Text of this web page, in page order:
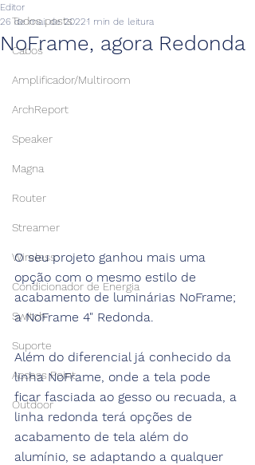
Todos posts
Cabos
Amplificador/Multiroom
ArchReport
Speaker
Magna
Router
Streamer
Wireless
Condicionador de Energia
Switch
Suporte
Access Point
Outdoor
NoFrame, agora Redonda
Editor
26 de mai. de 20221 min de leitura
O seu projeto ganhou mais uma
opção com o mesmo estilo de
acabamento de luminárias NoFrame;
a NoFrame 4" Redonda.
Além do diferencial já conhecido da
linha NoFrame, onde a tela pode
ficar fasciada ao gesso ou recuada, a
linha redonda terá opções de
acabamento de tela além do
alumínio, se adaptando a qualquer